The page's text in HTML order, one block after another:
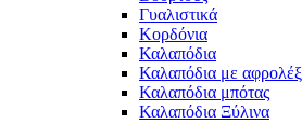
Γυαλιστικά
Κορδόνια
Καλαπόδια
Καλαπόδια με αφρολέξ
Καλαπόδια μπότας
Καλαπόδια Ξύλινα